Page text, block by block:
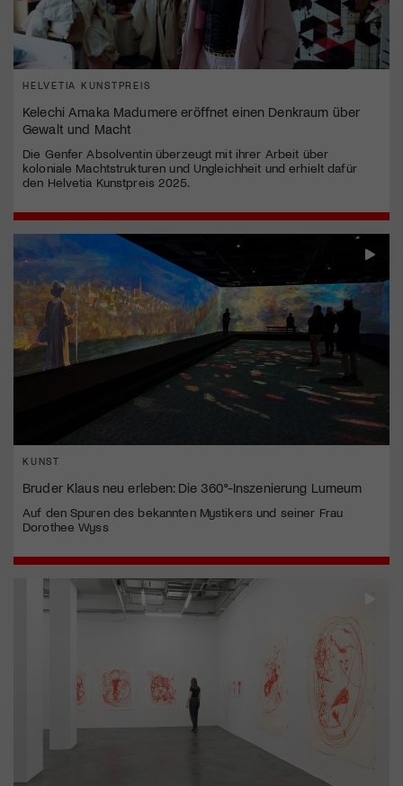
HELVETIA KUNSTPREIS
Kelechi Amaka Madumere eröffnet einen Denkraum über
Gewalt und Macht
Die Genfer Absolventin überzeugt mit ihrer Arbeit über
koloniale Machtstrukturen und Ungleichheit und erhielt dafür
den Helvetia Kunstpreis 2025.
KUNST
Bruder Klaus neu erleben: Die 360°-Inszenierung Lumeum
Auf den Spuren des bekannten Mystikers und seiner Frau
Dorothee Wyss